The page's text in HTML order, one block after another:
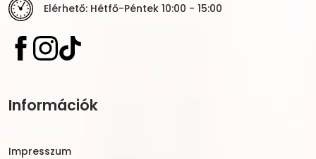
Elérhető: Hétfő-Péntek 10:00 - 15:00
Információk
Impresszum